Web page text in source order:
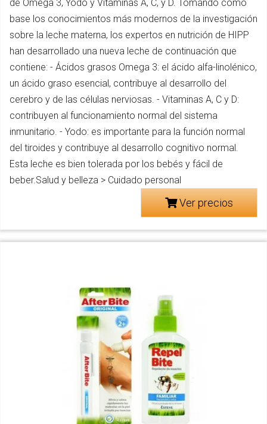
de Omega 3, Yodo y Vitaminas A, C, y D. Tomando como
base los conocimientos más modernos de la investigación
sobre la leche materna, los expertos en nutrición de HIPP
han desarrollado una nueva leche de continuación que
contiene: - Ácidos grasos Omega 3: el ácido alfa-linolénico,
un ácido graso esencial, contribuye al desarrollo del
cerebro y de las células nerviosas. - Vitaminas A, C y D:
contribuyen al funcionamiento normal del sistema
inmunitario. - Yodo: es importante para la función normal
del tiroides y contribuye al desarrollo cognitivo normal.
Esta leche es bien tolerada por los bebés y fácil de
beber.Salud y belleza > Cuidado personal
Ver precios